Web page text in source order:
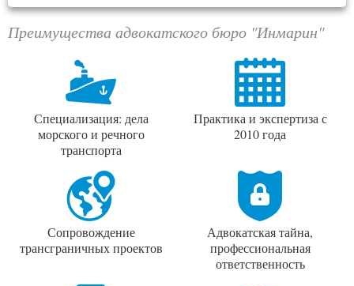
Преимущества адвокатского бюро "Инмарин"
Специализация: дела
морского и речного
транспорта
Практика и экспертиза с
2010 года
Сопровождение
трансграничных проектов
Адвокатская тайна,
профессиональная
ответственность